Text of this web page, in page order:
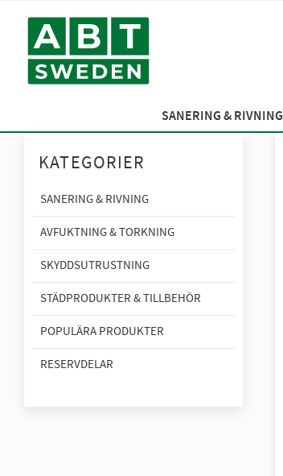
SANERING & RIVNING
KATEGORIER
SANERING & RIVNING
AVFUKTNING & TORKNING
SKYDDSUTRUSTNING
STÄDPRODUKTER & TILLBEHÖR
POPULÄRA PRODUKTER
RESERVDELAR